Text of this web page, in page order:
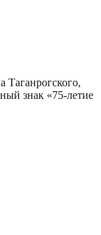
Таганрогского,
знак «75-летие